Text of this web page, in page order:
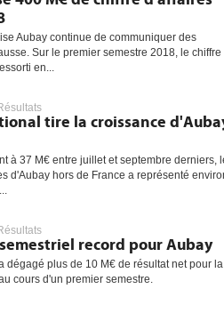
Aubay continue de communiquer des
Sur le premier semestre 2018, le chiffre
en...
tire la croissance
à 37 M€ entre juillet et septembre derniers,
d'Aubay hors de France a représenté
record pour Aubay
a dégagé plus de 10 M€ de résultat net pour la
cours d'un premier semestre.